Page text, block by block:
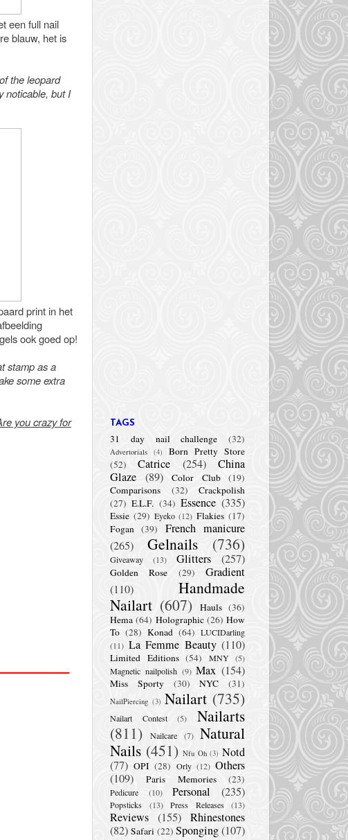
een full nail
blauw, het is
the leopard
noticable, but I
print in het
ook goed op!
stamp as a
some extra
you crazy for
TAGS
31 day nail challenge (32)
Advertorials (4)
Born Pretty Store
(52)
Catrice (254)
China
Glaze (89) Color Club
(19)
Comparisons
(32)
Crackpolish
(27) E.L.F. (34) Essence (335)
Essie (29) Eyeko (12) Flakies (17)
Fogan (39)
French manicure
(265)
Gelnails (736)
Giveaway (13) Glitters (257)
Golden Rose (29)
Gradient
(110)
Handmade
Nailart (607) Hauls (36)
Hema (64) Holographic (26) How
To (28) Konad (64) LUCIDarling
(11) La Femme Beauty (110)
Limited Editions (54) MNY (5)
Magnetic nailpolish (9) Max (154)
Miss Sporty (30) NYC (31)
NailPiercing (3) Nailart (735)
Nailart Contest (5)
Nailarts
(811)
Nailcare (7) Natural
Nails (451) Nfu Oh (3) Notd
(77) OPI (28) Orly (12) Others
(109)
Paris Memories (23)
Pedicure (10) Personal (235)
Popsticks (13) Press Releases (13)
Reviews (155) Rhinestones
(82) Safari (22) Sponging(107)